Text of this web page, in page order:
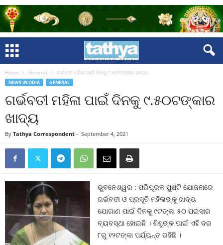
Home General ଗର୍ଭବତୀ ମହିଳା ପାଇଁ ଦିନକୁ ୯.୫୦ଟଙ୍କାର ଖାଦ୍ୟ
NEWS IN ODIA GENERAL
ଗର୍ଭବତୀ ମହିଳା ପାଇଁ ଦିନକୁ ୯.୫୦ଟଙ୍କାର
ଖାଦ୍ୟ
By Tathya Correspondent - September 4, 2021
ଭୁବନେଶ୍ୱର : ପରିପୂରକ ପୁଷ୍ଟି ଯୋଜନାରେ
ଗର୍ଭବତୀ ଓ ପ୍ରସୂତି ମହିଳାଙ୍କୁ ଖାଦ୍ୟ
ଯୋଗାଣ ପାଇଁ ଦିନକୁ ୯ଟଙ୍କା ୫୦ ପଇସାର
ବ୍ୟବସ୍ଥା ହୋଇଛି । ଶିଶୁଙ୍କ ପାଇଁ ଏହି ଦର
୮ରୁ ୧୨ଟଙ୍କା ପର୍ଯ୍ୟନ୍ତ ରହିଛି ।